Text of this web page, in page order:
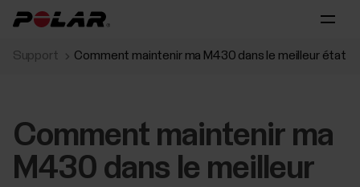
Support Comment maintenir ma M430 dans le meilleur état
Comment maintenir ma
M430 dans le meilleur